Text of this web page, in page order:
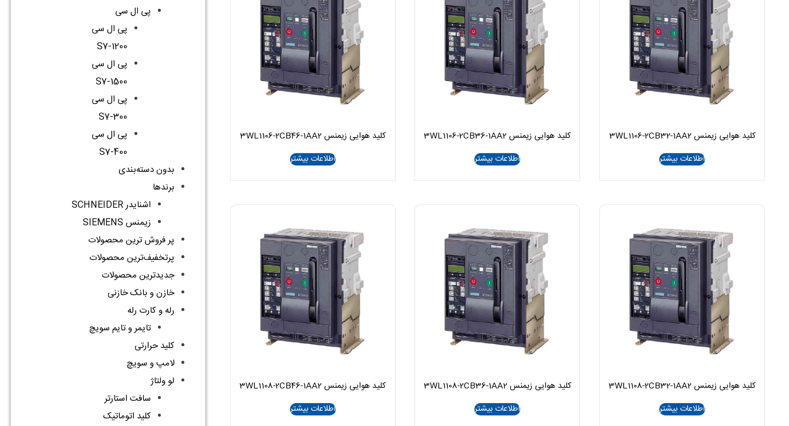
کلید هوایی زیمنس 3WL1106-2CB32-1AA2
اطلاعات بیشتر
کلید هوایی زیمنس 3WL1106-2CB36-1AA2
اطلاعات بیشتر
کلید هوایی زیمنس 3WL1106-2CB46-1AA2
اطلاعات بیشتر
کلید هوایی زیمنس 3WL1108-2CB32-1AA2
اطلاعات بیشتر
کلید هوایی زیمنس 3WL1108-2CB36-1AA2
اطلاعات بیشتر
کلید هوایی زیمنس 3WL1108-2CB46-1AA2
اطلاعات بیشتر
پی ال سی
پی ال سی
S7-1200
پی ال سی
S7-1500
پی ال سی
S7-300
پی ال سی
S7-400
بدون دسته‌بندی
برندها
اشنایدر SCHNEIDER
زیمنس SIEMENS
پر فروش ترین محصولات
پرتخفیف‌ترین محصولات
جدیدترین محصولات
خازن و بانک خازنی
رله و کارت رله
تایمر و تایم سویچ
کلید حرارتی
لامپ و سویچ
لو ولتاژ
سافت استارتر
کلید اتوماتیک